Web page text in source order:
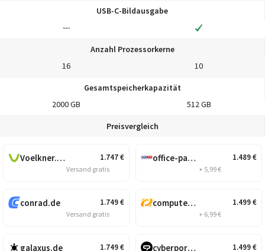
USB-C-Bildausgabe
---
Anzahl Prozessorkerne
16
10
Gesamtspeicherkapazität
2000 GB
512 GB
Preisvergleich
1.747€
Voelkner.de
Versand gratis
1.749€
conrad.de
Versand gratis
1.749€
galaxus.de
1.489€
office-partner.de
+ 5,99 €
1.499€
computeruniverse.net
+ 6,99 €
1.499€
cyberport.de